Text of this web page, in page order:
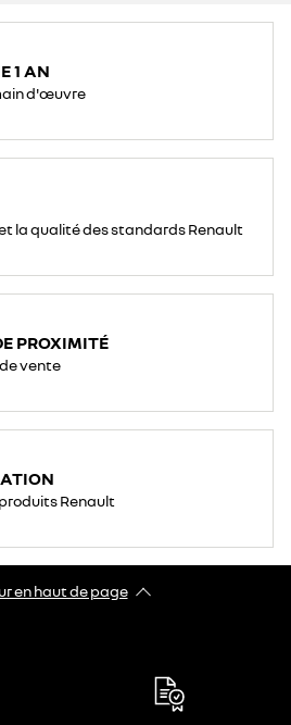
1 AN
d'œuvre
la qualité des standards Renault
PROXIMITÉ
vente
Renault
en haut de page​